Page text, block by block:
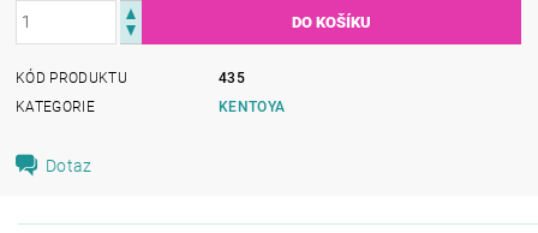
KÓD PRODUKTU
435
KATEGORIE
KENTOYA
Dotaz